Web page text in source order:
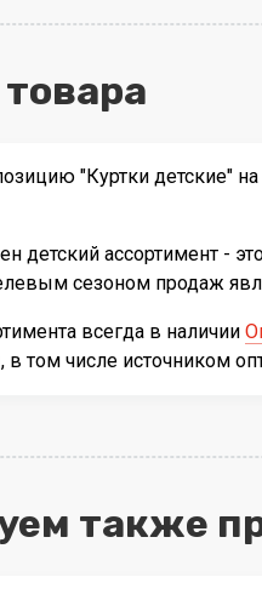
"Куртки детские"
детский ассортимент -
сезоном продаж
всегда в наличии
том числе источником
также